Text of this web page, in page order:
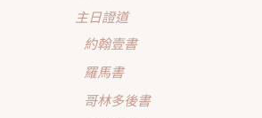
主日證道
約翰壹書
羅馬書
哥林多後書